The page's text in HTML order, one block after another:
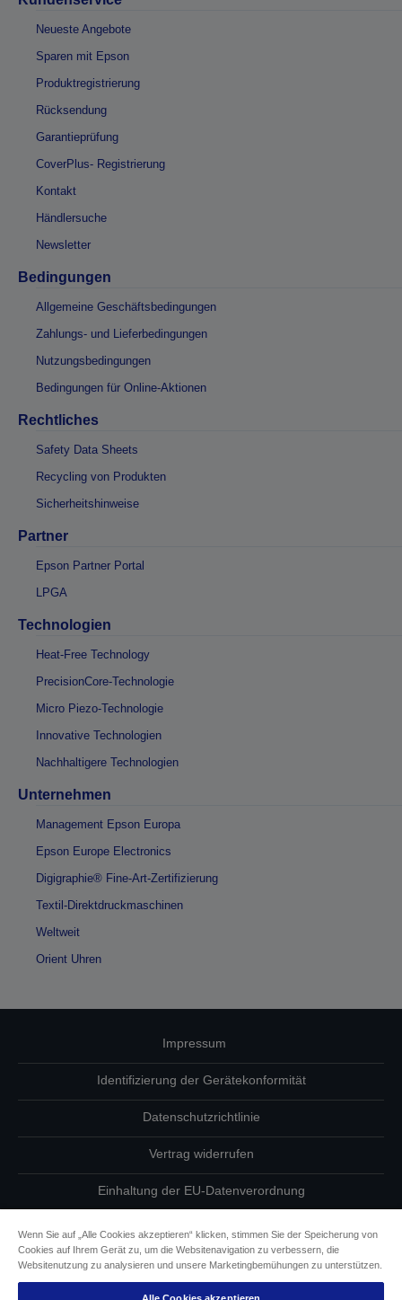
Neueste Angebote
Sparen mit Epson
Produktregistrierung
Rücksendung
Garantieprüfung
CoverPlus- Registrierung
Kontakt
Händlersuche
Newsletter
Bedingungen
Allgemeine Geschäftsbedingungen
Zahlungs- und Lieferbedingungen
Nutzungsbedingungen
Bedingungen für Online-Aktionen
Rechtliches
Safety Data Sheets
Recycling von Produkten
Sicherheitshinweise
Partner
Epson Partner Portal
LPGA
Technologien
Heat-Free Technology
PrecisionCore-Technologie
Micro Piezo-Technologie
Innovative Technologien
Nachhaltigere Technologien
Unternehmen
Management Epson Europa
Epson Europe Electronics
Digigraphie® Fine-Art-Zertifizierung
Textil-Direktdruckmaschinen
Weltweit
Orient Uhren
Impressum
Identifizierung der Gerätekonformität
Datenschutzrichtlinie
Vertrag widerrufen
Einhaltung der EU-Datenverordnung
Informationen zu Cookies
Wenn Sie auf „Alle Cookies akzeptieren“ klicken, stimmen Sie der Speicherung von
Cookies auf Ihrem Gerät zu, um die Websitenavigation zu verbessern, die
Websitenutzung zu analysieren und unsere Marketingbemühungen zu unterstützen.